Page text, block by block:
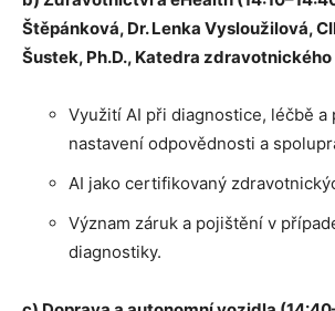
Štěpánková, Dr. Lenka Vysloužilová,
Šustek, Ph.D., Katedra zdravotnického
Využití AI při diagnostice, léčbě a
nastavení odpovědnosti a
AI jako certifikovaný
Význam záruk a pojištění v
diagnostiky.